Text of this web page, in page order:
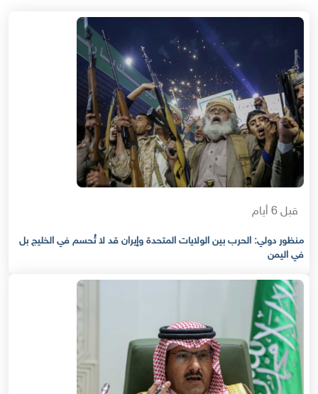
قبل 6 أيام
منظور دولي: الحرب بين الولايات المتحدة وإيران قد لا تُحسم في الخليج بل
في اليمن